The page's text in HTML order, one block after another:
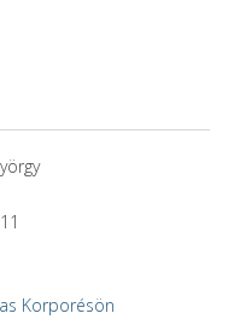
Korporésön